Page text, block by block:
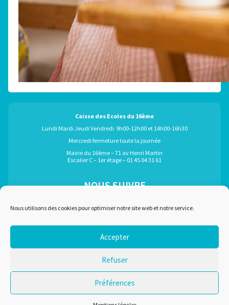
Nous utilisons des cookies pour optimiser notre site web et notre service.
Accepter
Refuser
Préférences
Caisse des Ecoles du 16ème
Lundi Mardi Jeudi Vendredi 9h00-12h00 et 14h00-16h30
Mercredi fermeture toute la journée
Mairie du 16ème – 71 av Henri Martin
Escalier C – 1er étage – 01 45 04 31 61
NOUS SUIVRE
Marchés publics
Recrutement
Liens utiles
Conditions d'utilisation
Plan du site
Mentions légales
Nous contacter